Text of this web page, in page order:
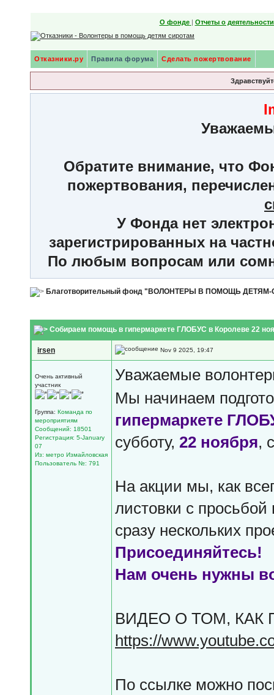
О фонде | Отчеты о
Отказники.ру Правила форума Сделать пожертвование
Обратите внимание, что
пожертвования,
У Фонда нет
зарегистрированных на
По любым вопросам или
Благотворительный фонд "ВОЛОНТЕРЫ В ПОМОЩЬ
Собираем помощь в гипермаркете ГЛОБУС в Королеве 22
irsen Nov 9 2025, 19:47
Очень активный
участник
Группа: Команда по
мероприятиям
Сообщений: 18501
Регистрация: 5-January
07
Из: метро Измайловская
Пользователь №: 791
Уважаемые
Мы начинаем
гипермаркете
субботу, 22 ноября,
На акции мы, как
листовки с
сразу нескольких
Присоединяйтесь!
Нам очень нужны
ВИДЕО О ТОМ, КАК
https://
По ссылке можно